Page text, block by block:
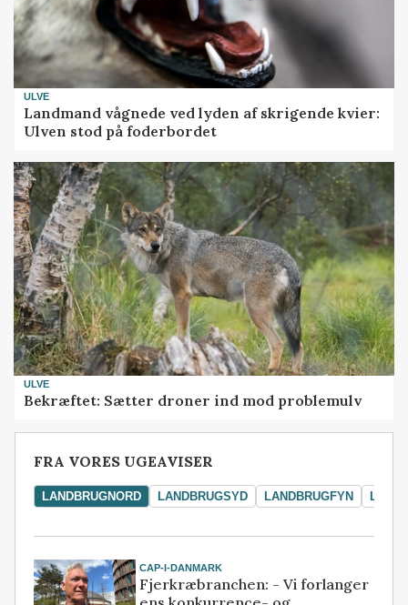
ULVE
Landmand vågnede ved lyden af skrigende kvier:
Ulven stod på foderbordet
ULVE
Bekræftet: Sætter droner ind mod problemulv
FRA VORES UGEAVISER
LANDBRUGNORD LANDBRUGSYD LANDBRUGFYN
CAP-I-DANMARK
Fjerkræbranchen: - Vi forlanger